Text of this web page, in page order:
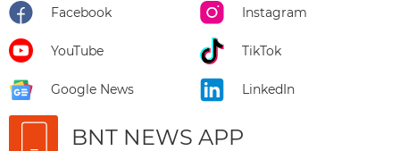
Facebook Instagram
YouTube TikTok
Google News LinkedIn
BNT NEWS APP